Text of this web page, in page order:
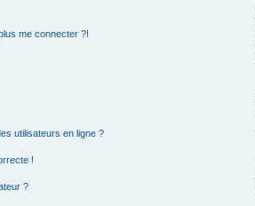
me connecter ?!
utilisateurs en ligne ?
!
?